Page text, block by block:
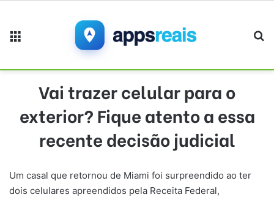
Vai trazer celular para o
exterior? Fique atento a essa
recente decisão judicial
Um casal que retornou de Miami foi surpreendido ao ter
dois celulares apreendidos pela Receita Federal,